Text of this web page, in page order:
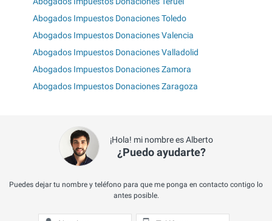
Abogados Impuestos Donaciones Toledo
Abogados Impuestos Donaciones Valencia
Abogados Impuestos Donaciones Valladolid
Abogados Impuestos Donaciones Zamora
Abogados Impuestos Donaciones Zaragoza
¡Hola! mi nombre es Alberto
¿Puedo ayudarte?
Puedes dejar tu nombre y teléfono para que me ponga en contacto contigo lo
antes posible.